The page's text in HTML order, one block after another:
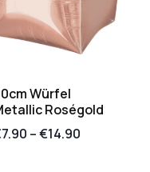
Würfel
Roségold
7.90 –€14.90